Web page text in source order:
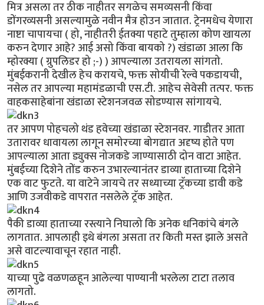
मित्र असला तर ठीक नाहीतर सगळेच समव्यसनी किंवा
डोंगरव्यसनी असल्यामुळे नवीन मैत्र होउन जातात. ट्रेनमधेच येणारा
नाष्टा चापायचा ( हो, नाहीतरी ईतक्या पहाटे तुम्हाला कोण खायला
करुन देणार आहे? आई असो किंवा बायको ?) खंडाळा आला कि
म्होरक्या ( ग्रुपलिडर हो ;-) ) आपल्याला उतरायला सांगतो.
मुंबईकरानी देखील हेच करायचे, फक्त सोयीची रेल्वे पकडायची,
नसेल तर आपल्या महामंडळाची एस.टी. आहेच सेवेसी तत्पर. फक्त
वाहकसाहेबांना खंडाळा स्टेशनजवळ सोडण्यास सांगायचे.
तर आपण पोहचलो थंड हवेच्या खंडाळा स्टेशनवर. गाडीतर आता
उतारावर धावायला लागून समोरच्या बोगद्यात अदृष्य होते पण
आपल्याला आता ड्युक्स नोजकडे जाण्यासाठी दोन वाटा आहेत.
मुंबईच्या दिशेने तोंड करुन उभारल्यानंतर डाव्या हाताच्या दिशेने
एक वाट फुटते. या वाटेने जायचे तर सध्याच्या ट्रॅकच्या डावी कडे
आणि उजवीकडे वापरात नसलेले ट्रॅक आहेत.
पैकी डाव्या हाताच्या रस्त्याने निघालो कि अनेक धनिकांचे बंगले
लागतात. आपलाही इथे बंगला असता तर किती मस्त झाले असते
असे वाटल्यावाचून रहात नाही.
याच्या पुढे वळणळहून आलेल्या पाण्यानी भरलेला टाटा तलाव
लागतो.